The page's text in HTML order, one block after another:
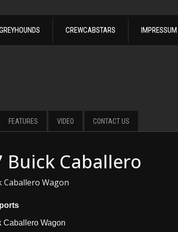
CREWCABSTARS IMPRESSUM
FEATURES VIDEO CONTACT US
Buick Caballero
Caballero Wagon
Caballero Wagon